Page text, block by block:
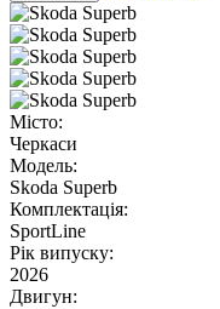
Місто:
Черкаси
Модель:
Skoda Superb
Комплектація:
SportLine
Рік випуску:
2026
Двигун: